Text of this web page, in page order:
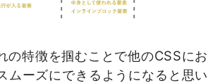
の特徴を掴むことで他のCSSにお
ムーズにできるようになると思い